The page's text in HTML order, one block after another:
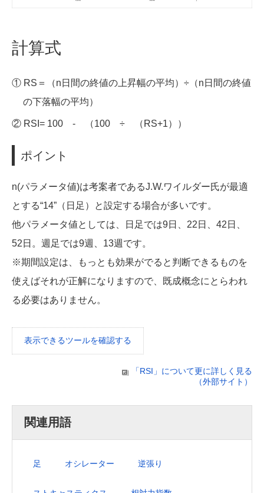
計算式
① RS＝（n日間の終値の上昇幅の平均）÷（n日間の終値
の下落幅の平均）
② RSI= 100 - （100 ÷ （RS+1））
ポイント
n(パラメータ値)は考案者であるJ.W.ワイルダー氏が最適
とする“14”（日足）と設定する場合が多いです。
他パラメータ値としては、日足では9日、22日、42日、
52日。週足では9週、13週です。
※期間設定は、もっとも効果がでると判断できるものを
使えばそれが正解になりますので、既成概念にとらわれ
る必要はありません。
表示できるツールを確認する
「RSI」について更に詳しく見る
（外部サイト）
関連用語
足 オシレーター 逆張り